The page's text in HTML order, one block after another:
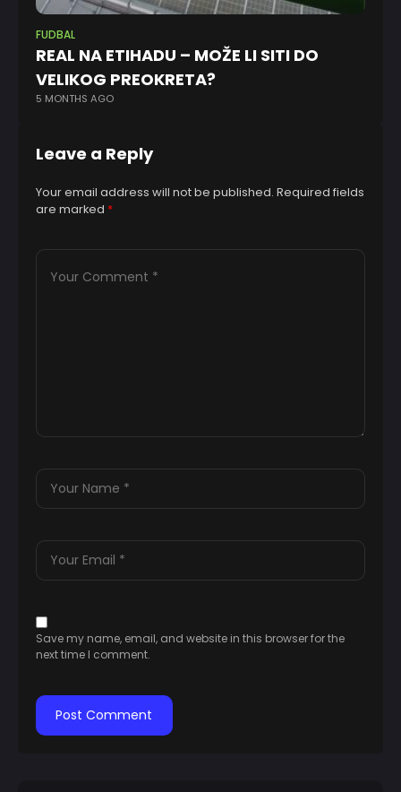
FUDBAL
REAL NA ETIHADU – MOŽE LI SITI DO
VELIKOG PREOKRETA?
5 MONTHS AGO
Leave a Reply
Your email address will not be published. Required fields
are marked *
Save my name, email, and website in this browser for the
next time I comment.